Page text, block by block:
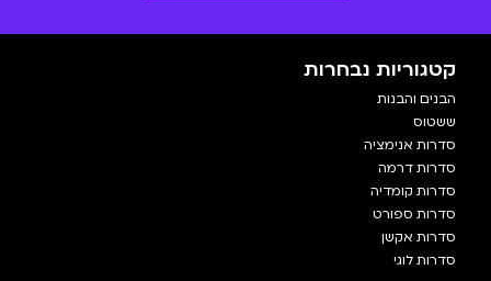
קטגוריות נבחרות
הבנים והבנות
ששטוס
סדרות אנימציה
סדרות דרמה
סדרות קומדיה
סדרות ספורט
סדרות אקשן
סדרות לוגי